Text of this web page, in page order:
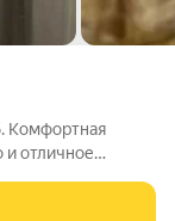
Комфортная
и отличное